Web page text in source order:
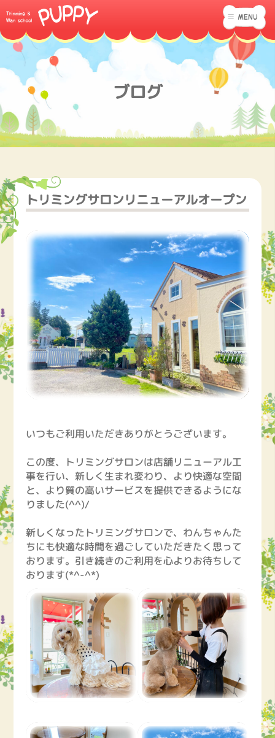
ブログ
トリミングサロンリニューアルオープン
いつもご利用いただきありがとうございます。
この度、トリミングサロンは店舗リニューアル工
事を行い、新しく生まれ変わり、より快適な空間
と、より質の高いサービスを提供できるようにな
りました(^^)/
新しくなったトリミングサロンで、わんちゃんた
ちにも快適な時間を過ごしていただきたく思って
おります。引き続きのご利用を心よりお待ちして
おります(*^-^*)